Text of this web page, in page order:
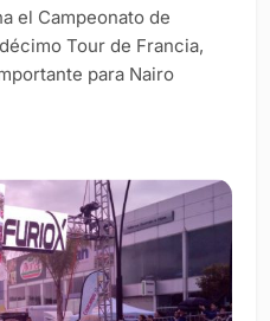
el Campeonato de
Tour de Francia,
para Nairo